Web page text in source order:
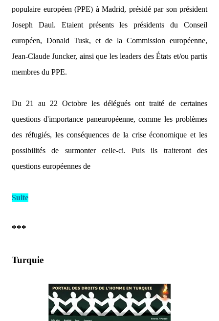
populaire européen (PPE) à Madrid, présidé par son président
Joseph Daul. Etaient présents les présidents du Conseil
européen, Donald Tusk, et de la Commission européenne,
Jean-Claude Juncker, ainsi que les leaders des États et/ou partis
membres du PPE.
Du 21 au 22 Octobre les délégués ont traité de certaines
questions d'importance paneuropéenne, comme les problèmes
des réfugiés, les conséquences de la crise économique et les
possibilités de surmonter celle-ci. Puis ils traiteront des
questions européennes de
Suite
***
Turquie